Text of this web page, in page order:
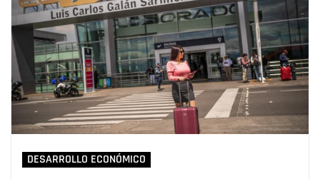
DESARROLLO ECONÓMICO